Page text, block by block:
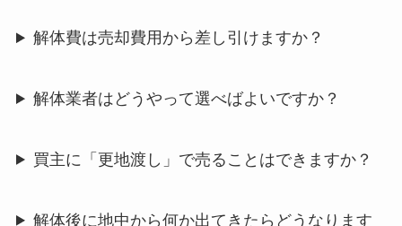
解体費は売却費用から差し引けますか？
解体業者はどうやって選べばよいですか？
買主に「更地渡し」で売ることはできますか？
解体後に地中から何か出てきたらどうなります